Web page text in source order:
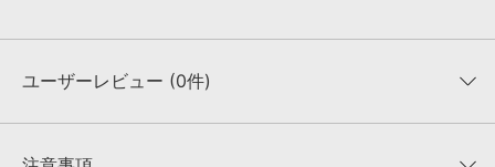
ユーザーレビュー (0件)
★★★★★